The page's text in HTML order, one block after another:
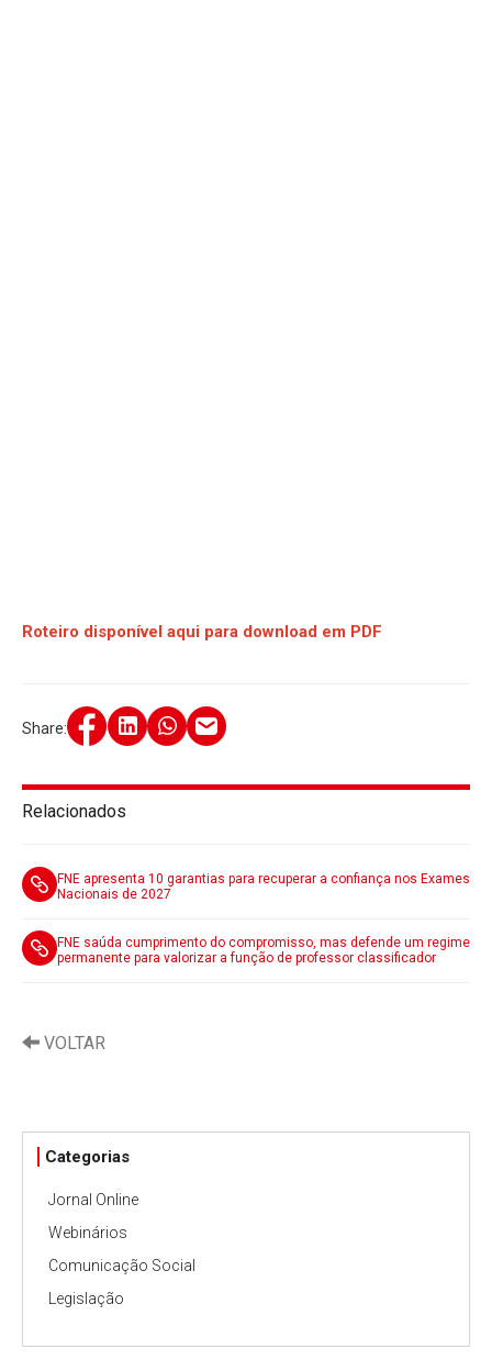
Relacionados
FNE apresenta 10 garantias para recuperar a confiança nos Exames
Nacionais de 2027
FNE saúda cumprimento do compromisso, mas defende um regime
permanente para valorizar a função de professor classificador
Roteiro disponível aqui para download em PDF
Share:
VOLTAR
Categorias
Jornal Online
Webinários
Comunicação Social
Legislação